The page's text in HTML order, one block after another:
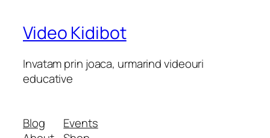
Video Kidibot
Invatam prin joaca, urmarind videouri
educative
Blog
Events